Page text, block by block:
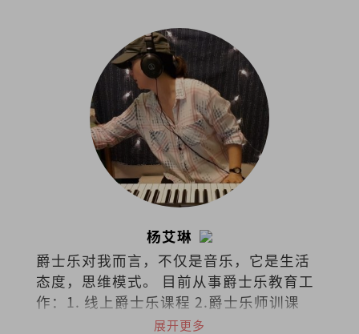
杨艾琳
爵士乐对我而言，不仅是音乐，它是生活
态度，思维模式。 目前从事爵士乐教育工
作：1. 线上爵士乐课程 2.爵士乐师训课
程。 欢迎询问和交流：
展开更多